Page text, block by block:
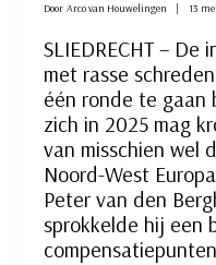
Door Arco van Houwelingen 13
SLIEDRECHT –
met rasse
één ronde te gaan
zich in 2025 mag
van misschien wel
Noord-West
Peter van den
sprokkelde hij een